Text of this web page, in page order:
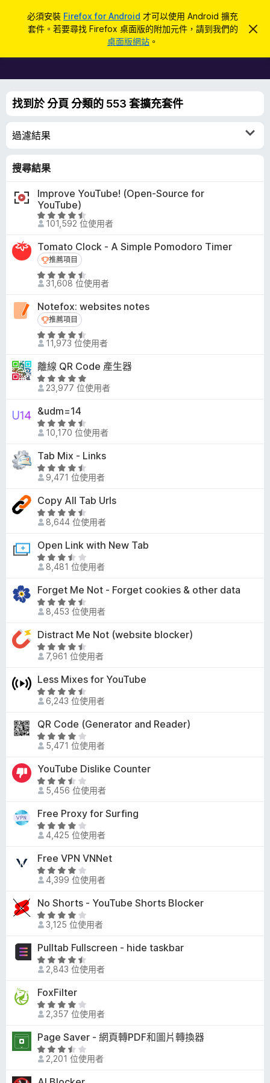
必須安裝 Firefox for Android 才可以使用 Android 擴充
套件。若要尋找 Firefox 桌面版的附加元件，請到我們的
桌面版網站 。
忽
通
F
i
e
o
加
找到於 分頁 分類的 553 套擴充套件
過濾結果
搜尋結果
Improve YouTube! (Open-Source for
YouTube)
評
價
4
.
3
分
滿
分
5
分
101,592 位使用者
Tomato Clock - A Simple Pomodoro Timer
推薦項目
推薦項目
評
價
4
.
5
分
滿
分
5
31,608 位使用者
Notefox: websites notes
推薦項目
推薦項目
評
價
4
.
4
，
滿
分
5
分
11,973 位使用者
離線 QR Code 產生器
評
價
4
.
8
，
滿
分
分
23,977 位使用者
&udm=14
評
價
4
5
，
滿
分
分
10,170 位使用者
Tab Mix - Links
評
價
4
4
，
滿
分
分
9,471 位使用者
Copy All Tab Urls
評
價
4
6
，
滿
分
分
8,644 位使用者
Open Link with New Tab
評
價
3
.
7
，
滿
分
分
8,481 位使用者
Forget Me Not - Forget cookies & other data
評
價
4
.
3
，
滿
分
分
8,453 位使用者
Distract Me Not (website blocker)
評
價
4
.
4
，
滿
分
分
7,961 位使用者
Less Mixes for YouTube
評
價
4
7
，
滿
分
分
6,243 位使用者
QR Code (Generator and Reader)
評
價
3
9
，
滿
分
分
5,471 位使用者
YouTube Dislike Counter
評
價
3
.
3
，
滿
分
分
5,456 位使用者
Free Proxy for Surfing
評
價
3
.
8
，
滿
分
分
4,425 位使用者
Free VPN VNNet
評
價
4
分
，
分
5
分
4,399 位使用者
No Shorts - YouTube Shorts Blocker
評
價
4
.
2
，
滿
分
分
3,125 位使用者
Pulltab Fullscreen - hide taskbar
評
價
4
.
5
，
滿
分
2,843 位使用者
FoxFilter
評
價
3
.
9
2,357 位使用者
Page Saver - 網頁轉PDF和圖片轉換器
評
價
3
2,201 位使用者